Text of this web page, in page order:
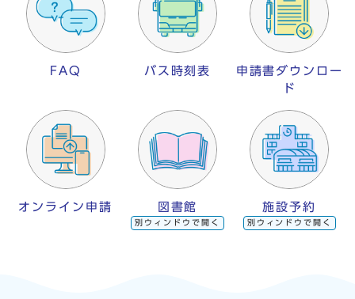
FAQ バス時刻表
申請書ダウンロー
ド
オンライン申請 図書館
別ウィンドウで開く
施設予約
別ウィンドウで開く